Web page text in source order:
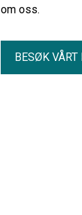
om oss.
BESØK VÅRT